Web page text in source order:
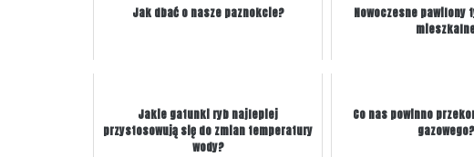
Jak dbać o nasze paznokcie?
Nowoczesne pawilony
Jakie gatunki ryb najlepiej
przystosowują się do zmian temperatury
wody?
Co nas powinno
gazowego?